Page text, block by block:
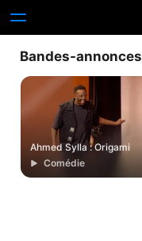
Bandes-annonces
Ahmed Sylla : Origami
Comédie